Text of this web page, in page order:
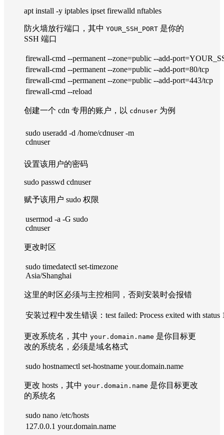
apt install -y iptables ipset firewalld nftables
防火墙放行端口，其中 YOUR_SSH_PORT 是你的
SSH 端口
firewall-cmd --permanent --zone=public --add-
firewall-cmd --permanent --zone=public --add-port=80/tcp
firewall-cmd --permanent --zone=public --add-port=443/tcp
firewall-cmd --reload
创建一个 cdn 专用的账户，以 cdnuser 为例
sudo useradd -d /home/cdnuser -m
cdnuser
设置该用户的密码
sudo passwd cdnuser
赋予该用户 sudo 权限
usermod -a -G sudo
cdnuser
更改时区
sudo timedatectl set-timezone
Asia/Shanghai
这里的时区必须与主控相同，否则安装时会报错
安装过程中发生错误：test failed: Process exited with status
更改系统名，其中 your.domain.name 是你目标更
改的系统名，必须是域名格式
sudo hostnamectl set-hostname your.domain.name
更改 hosts，其中 your.domain.name 是你目标更改
的系统名
sudo nano /etc/hosts
127.0.0.1 your.domain.name